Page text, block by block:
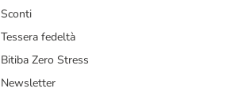
Sconti
Tessera fedeltà
Bitiba Zero Stress
Newsletter